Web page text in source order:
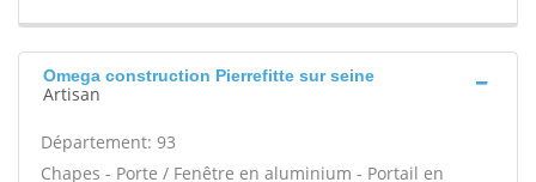
Omega construction Pierrefitte sur seine
Artisan
Département: 93
Chapes - Porte / Fenêtre en aluminium - Portail en